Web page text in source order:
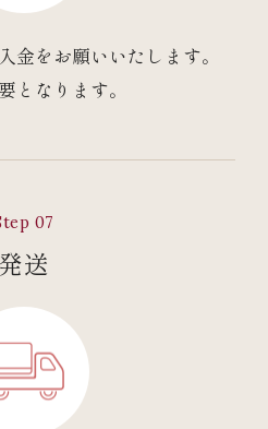
金をお願いいたします。
なります。
07
発送